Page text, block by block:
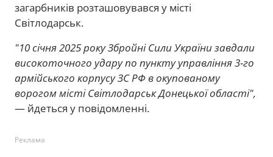
загарбників розташовувався у місті
Світлодарськ.
"10 січня 2025 року Збройні Сили України завдали
високоточного удару по пункту управління 3-го
армійського корпусу ЗС РФ в окупованому
ворогом місті Світлодарськ Донецької області",
— йдеться у повідомленні.
Реклама